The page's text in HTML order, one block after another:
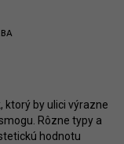
ktorý by ulici výrazne
Rôzne typy a
hodnotu